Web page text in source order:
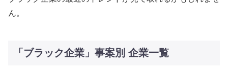
ん。
「ブラック企業」事案別 企業一覧